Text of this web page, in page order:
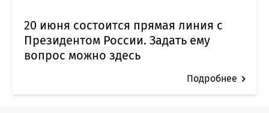
20 июня состоится прямая линия с
Президентом России. Задать ему
вопрос можно здесь
Подробнее